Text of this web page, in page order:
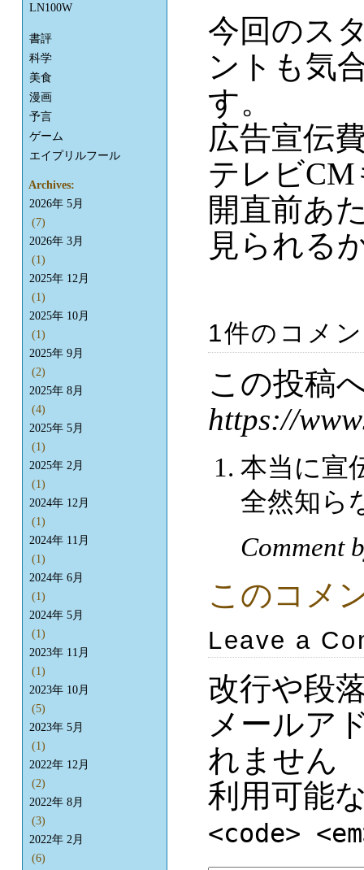
今回のス
ントも気
す。
広告宣伝
テレビ
開直前あ
見られる
1件のコメ
この投稿
https://
本当に宣
全然知ら
Comment
このコメ
Leave a
改行や段
メールア
れません
利用可能
<code>
LN100W
書評
科学
美食
漫画
予言
ゲーム
エイプリルフール
Archives:
2026年 5月
(7)
2026年 3月
(1)
2025年 12月
(1)
2025年 10月
(1)
2025年 9月
(2)
2025年 8月
(4)
2025年 5月
(1)
2025年 2月
(1)
2024年 12月
(1)
2024年 11月
(1)
2024年 6月
(1)
2024年 5月
(1)
2023年 11月
(1)
2023年 10月
(5)
2023年 5月
(1)
2022年 12月
(2)
2022年 8月
(3)
2022年 2月
(6)